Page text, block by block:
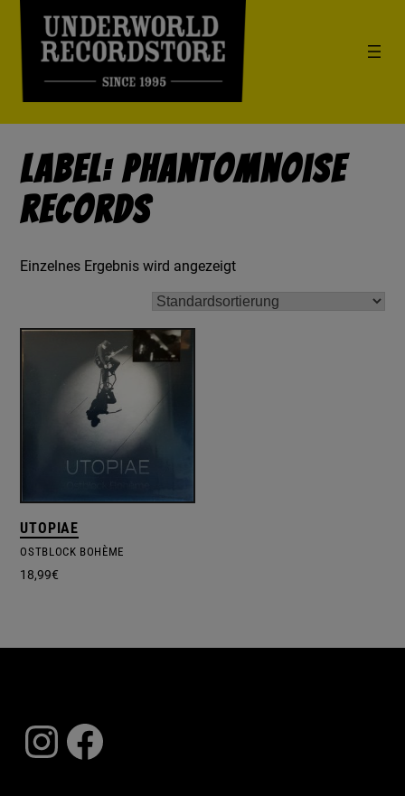
Label: Phantomnoise
Records
Einzelnes Ergebnis wird angezeigt
UTOPIAE
OSTBLOCK BOHÈME
18,99€
Instagram
Facebook